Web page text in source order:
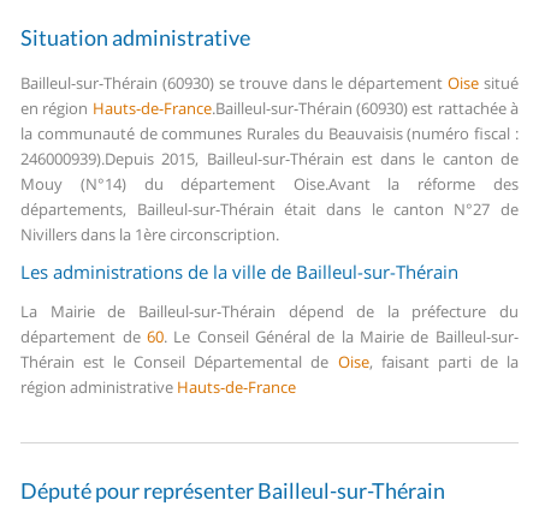
Situation administrative
Bailleul-sur-Thérain (60930) se trouve dans le département Oisesitué
en région Hauts-de-France.Bailleul-sur-Thérain (60930) est rattachée à
la communauté de communes Rurales du Beauvaisis (numéro fiscal :
246000939).Depuis 2015, Bailleul-sur-Thérain est dans le canton de
Mouy (N°14) du département Oise.Avant la réforme des
départements, Bailleul-sur-Thérain était dans le canton N°27 de
Nivillers dans la 1ère circonscription.
Les administrations de la ville de Bailleul-sur-Thérain
La Mairie de Bailleul-sur-Thérain dépend de la préfecture du
département de 60.Le Conseil Général de la Mairie de Bailleul-sur-
Thérain est le Conseil Départemental de Oise, faisant parti de la
région administrative Hauts-de-France
Député pour représenter Bailleul-sur-Thérain